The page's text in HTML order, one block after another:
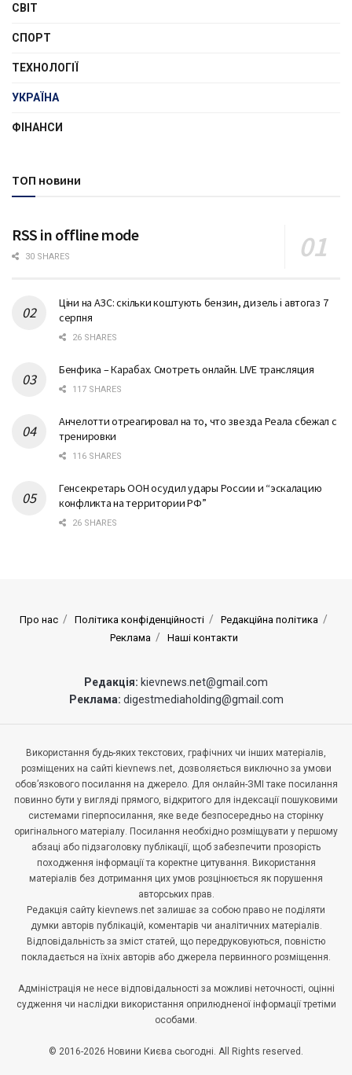
СВІТ
СПОРТ
ТЕХНОЛОГІЇ
УКРАЇНА
ФІНАНСИ
ТОП новини
RSS in offline mode
30 SHARES
Ціни на АЗС: скільки коштують бензин, дизель і автогаз 7
серпня
26 SHARES
Бенфика – Карабах. Смотреть онлайн. LIVE трансляция
117 SHARES
Анчелотти отреагировал на то, что звезда Реала сбежал с
тренировки
116 SHARES
Генсекретарь ООН осудил удары России и “эскалацию
конфликта на территории РФ”
26 SHARES
Про нас Політика конфіденційності
Редакційна політика
Реклама
Наші контакти
Редакція: kievnews.net@gmail.com
Реклама: digestmediaholding@gmail.com
Використання будь-яких текстових, графічних чи інших матеріалів,
розміщених на сайті kievnews.net, дозволяється виключно за умови
обов’язкового посилання на джерело. Для онлайн-ЗМІ таке посилання
повинно бути у вигляді прямого, відкритого для індексації пошуковими
системами гіперпосилання, яке веде безпосередньо на сторінку
оригінального матеріалу. Посилання необхідно розміщувати у першому
абзаці або підзаголовку публікації, щоб забезпечити прозорість
походження інформації та коректне цитування. Використання
матеріалів без дотримання цих умов розцінюється як порушення
авторських прав.
Редакція сайту kievnews.net залишає за собою право не поділяти
думки авторів публікацій, коментарів чи аналітичних матеріалів.
Відповідальність за зміст статей, що передруковуються, повністю
покладається на їхніх авторів або джерела первинного розміщення.
Адміністрація не несе відповідальності за можливі неточності, оцінні
судження чи наслідки використання оприлюдненої інформації третіми
особами.
© 2016-2026 Новини Києва сьогодні. All Rights reserved.